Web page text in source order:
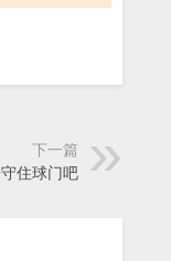
下一篇
住球门吧